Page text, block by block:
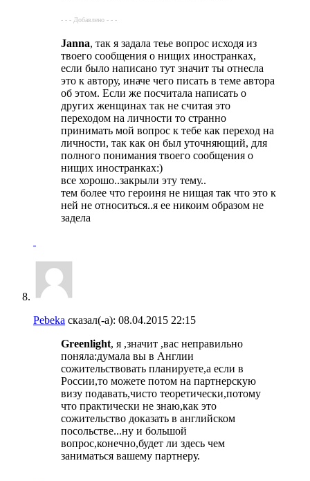
- - - Добавлено - - -
Janna, так я задала теье вопрос исходя из
твоего сообщения о нищих иностранках,
если было написано тут значит ты отнесла
это к автору, иначе чего писать в теме автора
об этом. Если же посчитала написать о
других женщинах так не считая это
переходом на личности то странно
принимать мой вопрос к тебе как переход на
личности, так как он был уточняющий, для
полного понимания твоего сообщения о
нищих иностранках:)
все хорошо..закрыли эту тему..
тем более что героиня не нищая так что это к
ней не относиться..я ее никоим образом не
задела
Pebeka сказал(-а): 08.04.2015 22:15
Greenlight, я ,значит ,вас неправильно
поняла:думала вы в Англии
сожительствовать планируете,а если в
России,то можете потом на партнерскую
визу подавать,чисто теоретически,потому
что практически не знаю,как это
сожительство доказать в английском
посольстве...ну и большой
вопрос,конечно,будет ли здесь чем
заниматься вашему партнеру.